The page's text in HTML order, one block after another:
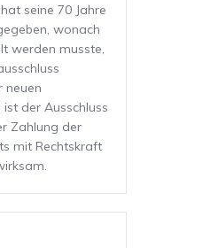
seine 70 Jahre
wo­nach
wer­den muss­te,
neuen
ist der Ausschluss
Zahlung der
mit Rechtskraft